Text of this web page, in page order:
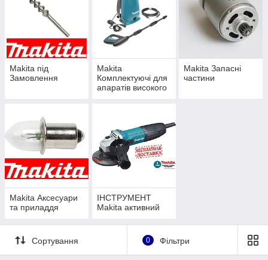
Makita під
Замовлення
Makita
Комплектуючі для
апаратів високого
Makita Запасні
частини
Makita Аксесуари
та приладдя
ІНСТРУМЕНТ
Makita активний
Сортування 0 Фільтри